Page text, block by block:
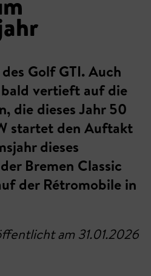
Golf GTI. Auch
vertieft auf die
die dieses Jahr 50
startet den Auftakt
dieses
Bremen Classic
der Rétromobile in
am 31.01.2026